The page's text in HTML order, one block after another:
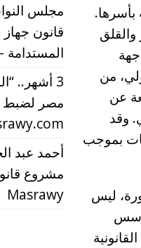
بأسرها.
والقلق
من
عن
وقد
بموجب
ليس
أسس
مجلس
قانون
المستدامة
3 أشهر..
مصر لضبط
أحمد عبد
مشروع
Masrawy